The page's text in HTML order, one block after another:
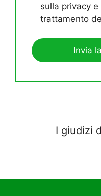
sulla privacy
trattamento
I giudizi